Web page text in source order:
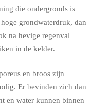
die ondergronds is
grondwaterdruk, dan
na hevige regenval
in de kelder.
en broos zijn
Er bevinden zich dan
en water kunnen binnen